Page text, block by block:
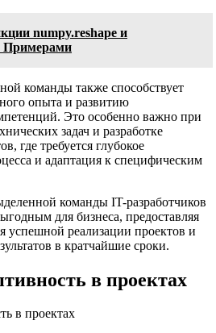
numpy.reshape и
Примерами
команды также способствует
опыта и развитию
Это особенно важно при
задач и разработке
где требуется глубокое
и адаптация к специфическим
команды IT-разработчиков
для бизнеса, предоставляя
успешной реализации проектов и
в кратчайшие сроки.
в проектах